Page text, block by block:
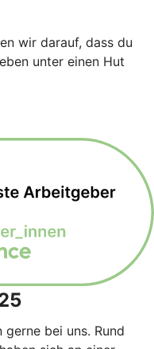
wir darauf, dass du
unter einen Hut
bei uns. Rund